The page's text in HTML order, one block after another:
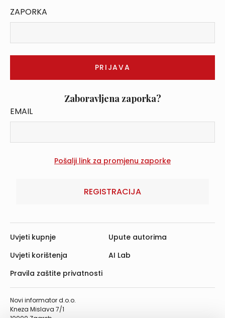
ZAPORKA
Zaboravljena zaporka?
EMAIL
REGISTRACIJA
Novi informator d.o.o.
Kneza Mislava 7/1
Uvjeti kupnje
Uvjeti korištenja
Pravila zaštite privatnosti
Upute autorima
AI Lab